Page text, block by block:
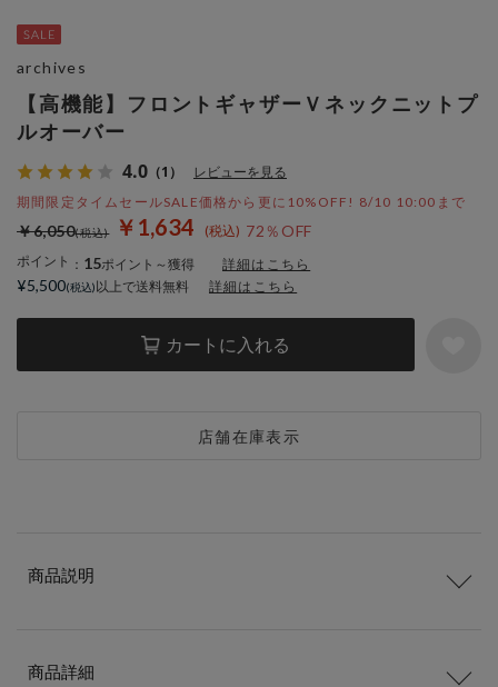
【高機能】フロントギャザーＶネックニットプ
ルオーバー
4.0 （1） レビューを見る
期間限定タイムセールSALE価格から更に10%OFF! 8/10 10:00まで
￥1,634 72％OFF
￥6,050
ポイント ： 15ポイント～獲得 詳細はこちら
カートに入れる
店舗在庫表示
archives
¥5,500 以上で送料無料 詳細はこちら
商品説明
商品詳細